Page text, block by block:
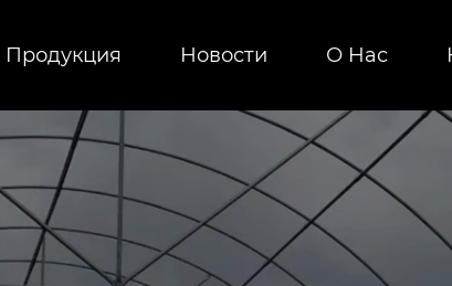
Продукция Новости О Hас